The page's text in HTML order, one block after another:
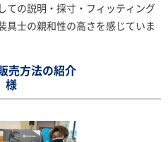
ての説明・採寸・フィッティング
具士の親和性の高さを感じていま
売方法の紹介
様